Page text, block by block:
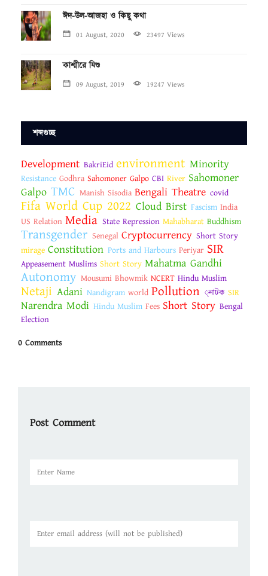
ঈদ-উল-আজহা ও কিছু কথা
01 August, 2020 23497 Views
কাশ্মীরে যিশু
09 August, 2019 19247 Views
শব্দগুচ্ছ
Development BakriEid environment Minority
Resistance Godhra Sahomoner Galpo CBI River Sahomoner
Galpo TMC Manish Sisodia Bengali Theatre covid
Fifa World Cup 2022 Cloud Birst Fascism India
US Relation Media State Repression Mahabharat Buddhism
Transgender Senegal Cryptocurrency Short Story
mirage Constitution Ports and Harbours Periyar SIR
Appeasement Muslims Short Story Mahatma Gandhi
Autonomy Mousumi Bhowmik NCERT Hindu Muslim
Netaji Adani Nandigram world Pollution ্নাটক SIR
Narendra Modi Hindu Muslim Fees Short Story Bengal
Election
0 Comments
Post Comment